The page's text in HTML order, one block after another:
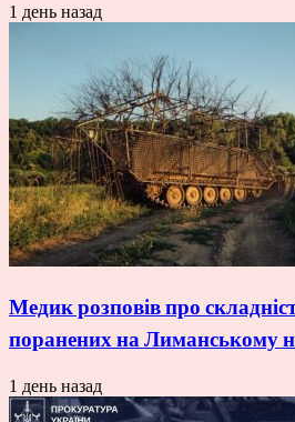
1 день назад
Медик розповів про
поранених на Лиманському
1 день назад